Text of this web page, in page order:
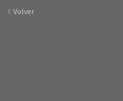
Volver